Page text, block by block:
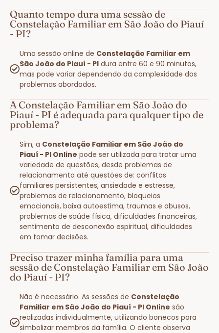
Quanto tempo dura uma sessão de
Constelação Familiar em São João do Piauí
- PI?
Uma sessão online de Constelação Familiar em
São João do Piauí - PI dura entre 60 e 90 minutos,
mas pode variar dependendo da complexidade dos
problemas abordados.
A Constelação Familiar em São João do
Piauí - PI é adequada para qualquer tipo de
problema?
Sim, a Constelação Familiar em São João do
Piauí - PI Online pode ser utilizada para tratar uma
variedade de questões, desde problemas de
relacionamento até questões de: conflitos
familiares persistentes, ansiedade e estresse,
problemas de relacionamento, bloqueios
emocionais, baixa autoestima, traumas e abusos,
problemas de saúde física, dificuldades financeiras,
sentimento de desconexão espiritual, dificuldades
em tomar decisões.
Preciso trazer minha família para uma
sessão de Constelação Familiar em São João
do Piauí - PI?
Não é necessário. As sessões de Constelação
Familiar em São João do Piauí - PI Online são
realizadas individualmente, utilizando bonecos para
simbolizar membros da família. O cliente observa